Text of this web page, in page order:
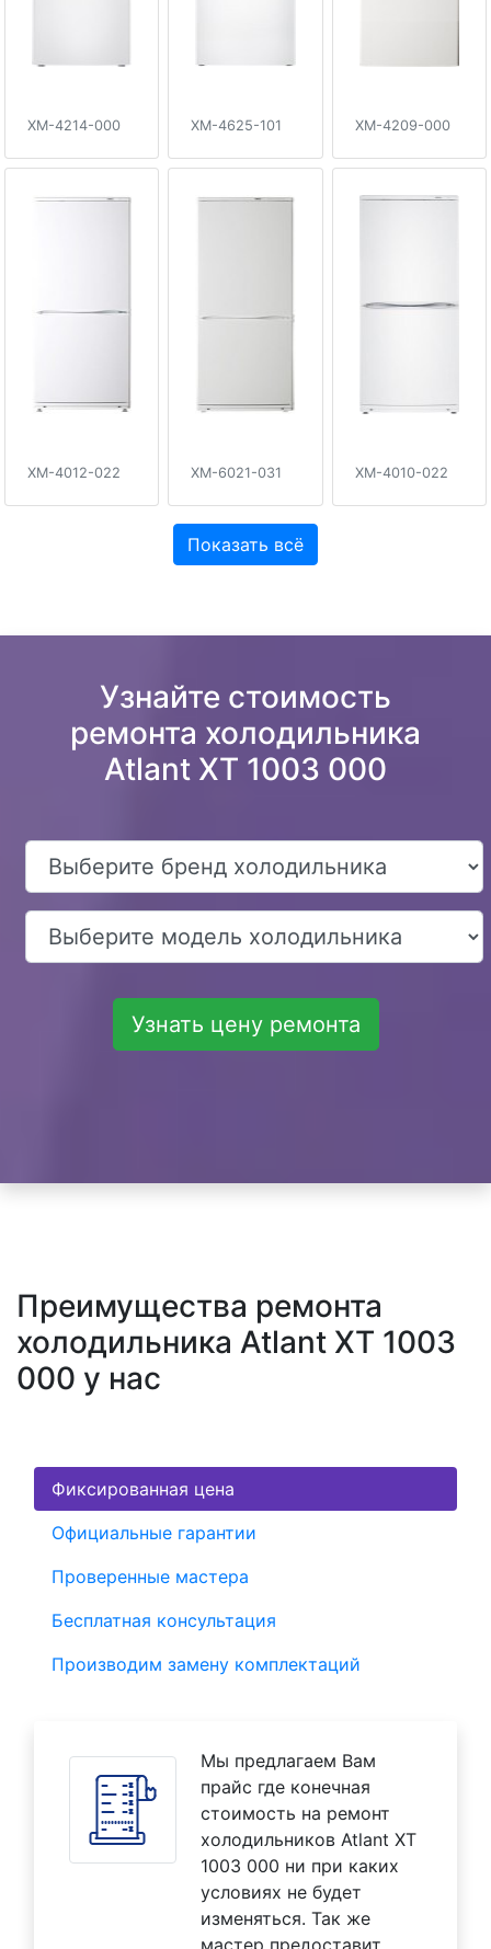
XM-4214-000 XM-4625-101 XM-4209-000
XM-4012-022 XM-6021-031 XM-4010-022
Показать всё
Узнайте стоимость
ремонта холодильника
Atlant XT 1003 000
Узнать цену ремонта
Преимущества ремонта
холодильника Atlant XT 1003
000 у нас
Фиксированная цена
Официальные гарантии
Проверенные мастера
Бесплатная консультация
Производим замену комплектаций
Мы предлагаем Вам
прайс где конечная
стоимость на ремонт
холодильников Atlant XT
1003 000 ни при каких
условиях не будет
изменяться. Так же